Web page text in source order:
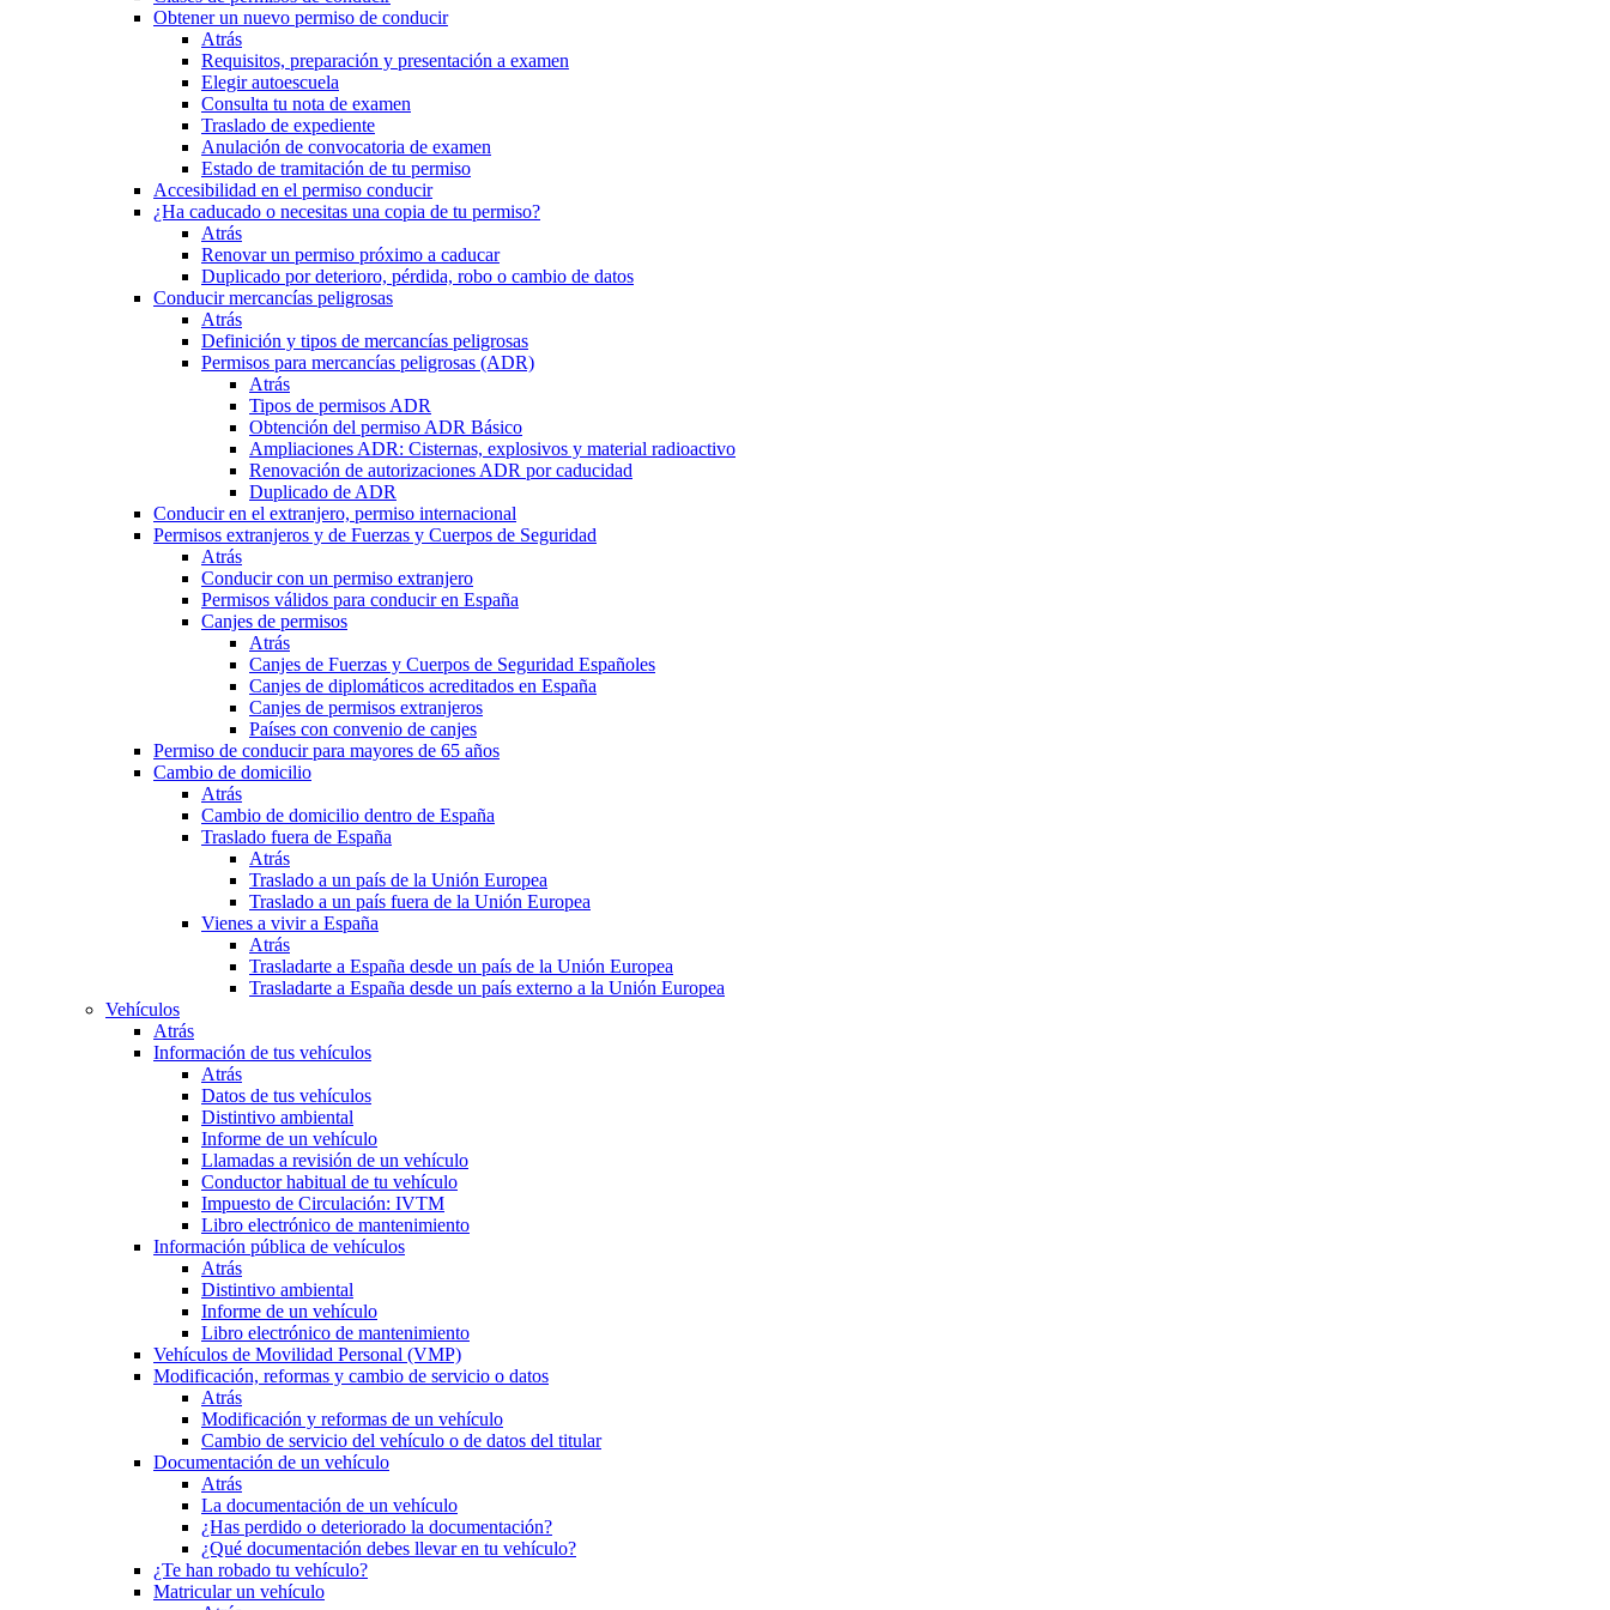
Obtener un nuevo permiso de conducir
Atrás
Requisitos, preparación y presentación a examen
Elegir autoescuela
Consulta tu nota de examen
Traslado de expediente
Anulación de convocatoria de examen
Estado de tramitación de tu permiso
Accesibilidad en el permiso conducir
¿Ha caducado o necesitas una copia de tu permiso?
Atrás
Renovar un permiso próximo a caducar
Duplicado por deterioro, pérdida, robo o cambio de datos
Conducir mercancías peligrosas
Atrás
Definición y tipos de mercancías peligrosas
Permisos para mercancías peligrosas (ADR)
Atrás
Tipos de permisos ADR
Obtención del permiso ADR Básico
Ampliaciones ADR: Cisternas, explosivos y material radioactivo
Renovación de autorizaciones ADR por caducidad
Duplicado de ADR
Conducir en el extranjero, permiso internacional
Permisos extranjeros y de Fuerzas y Cuerpos de Seguridad
Atrás
Conducir con un permiso extranjero
Permisos válidos para conducir en España
Canjes de permisos
Atrás
Canjes de Fuerzas y Cuerpos de Seguridad Españoles
Canjes de diplomáticos acreditados en España
Canjes de permisos extranjeros
Países con convenio de canjes
Permiso de conducir para mayores de 65 años
Cambio de domicilio
Atrás
Cambio de domicilio dentro de España
Traslado fuera de España
Atrás
Traslado a un país de la Unión Europea
Traslado a un país fuera de la Unión Europea
Vienes a vivir a España
Atrás
Trasladarte a España desde un país de la Unión Europea
Trasladarte a España desde un país externo a la Unión Europea
Vehículos
Atrás
Información de tus vehículos
Atrás
Datos de tus vehículos
Distintivo ambiental
Informe de un vehículo
Llamadas a revisión de un vehículo
Conductor habitual de tu vehículo
Impuesto de Circulación: IVTM
Libro electrónico de mantenimiento
Información pública de vehículos
Atrás
Distintivo ambiental
Informe de un vehículo
Libro electrónico de mantenimiento
Vehículos de Movilidad Personal (VMP)
Modificación, reformas y cambio de servicio o datos
Atrás
Modificación y reformas de un vehículo
Cambio de servicio del vehículo o de datos del titular
Documentación de un vehículo
Atrás
La documentación de un vehículo
¿Has perdido o deteriorado la documentación?
¿Qué documentación debes llevar en tu vehículo?
¿Te han robado tu vehículo?
Matricular un vehículo